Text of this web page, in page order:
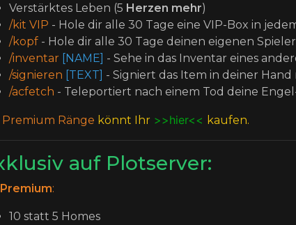
Verstärktes Leben (5 Herzen mehr)
/kit VIP - Hole dir alle 30 Tage eine VIP-Box in
/kopf - Hole dir alle 30 Tage deinen eigenen
/inventar [NAME] - Sehe in das Inventar eines
/signieren [TEXT] - Signiert das Item in deiner
/acfetch - Teleportiert nach einem Tod deine
Premium Ränge könnt Ihr >>hier<< kaufen.
auf Plotserver:
:
10 statt 5 Homes